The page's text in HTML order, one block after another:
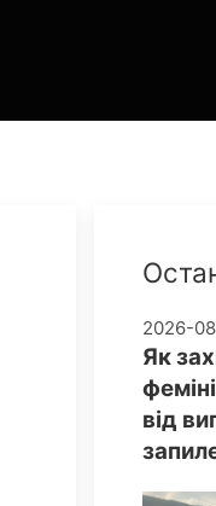
2026-
Як
від